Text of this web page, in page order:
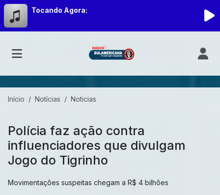
Tocando Agora:
Início Notícias Noticias
Polícia faz ação contra
influenciadores que divulgam
Jogo do Tigrinho
Movimentações suspeitas chegam a R$ 4 bilhões